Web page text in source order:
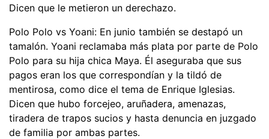
Dicen que le metieron un derechazo.
Polo Polo vs Yoani: En junio también se destapó un
tamalón. Yoani reclamaba más plata por parte de Polo
Polo para su hija chica Maya. Él aseguraba que sus
pagos eran los que correspondían y la tildó de
mentirosa, como dice el tema de Enrique Iglesias.
Dicen que hubo forcejeo, aruñadera, amenazas,
tiradera de trapos sucios y hasta denuncia en juzgado
de familia por ambas partes.